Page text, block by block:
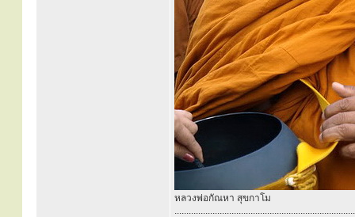
หลวงพ่อกัณหา สุขกาโม
............................................................................